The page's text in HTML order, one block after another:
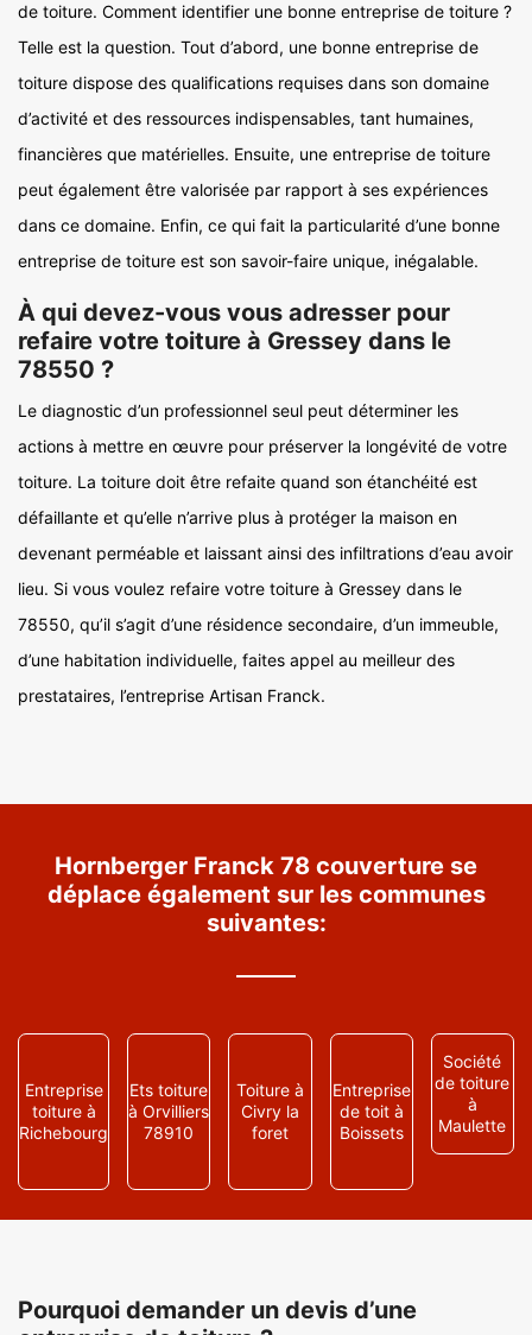
de toiture. Comment identifier une bonne entreprise de toiture ?
Telle est la question. Tout d’abord, une bonne entreprise de
toiture dispose des qualifications requises dans son domaine
d’activité et des ressources indispensables, tant humaines,
financières que matérielles. Ensuite, une entreprise de toiture
peut également être valorisée par rapport à ses expériences
dans ce domaine. Enfin, ce qui fait la particularité d’une bonne
entreprise de toiture est son savoir-faire unique, inégalable.
À qui devez-vous vous adresser pour
refaire votre toiture à Gressey dans le
78550 ?
Le diagnostic d’un professionnel seul peut déterminer les
actions à mettre en œuvre pour préserver la longévité de votre
toiture. La toiture doit être refaite quand son étanchéité est
défaillante et qu’elle n’arrive plus à protéger la maison en
devenant perméable et laissant ainsi des infiltrations d’eau avoir
lieu. Si vous voulez refaire votre toiture à Gressey dans le
78550, qu’il s’agit d’une résidence secondaire, d’un immeuble,
d’une habitation individuelle, faites appel au meilleur des
prestataires, l’entreprise Artisan Franck.
Hornberger Franck 78 couverture se
déplace également sur les communes
suivantes:
Entreprise
toiture à
Richebourg
Ets toiture
à Orvilliers
78910
Toiture à
Civry la
foret
Entreprise
de toit à
Boissets
Société
de toiture
à
Maulette
Pourquoi demander un devis d’une